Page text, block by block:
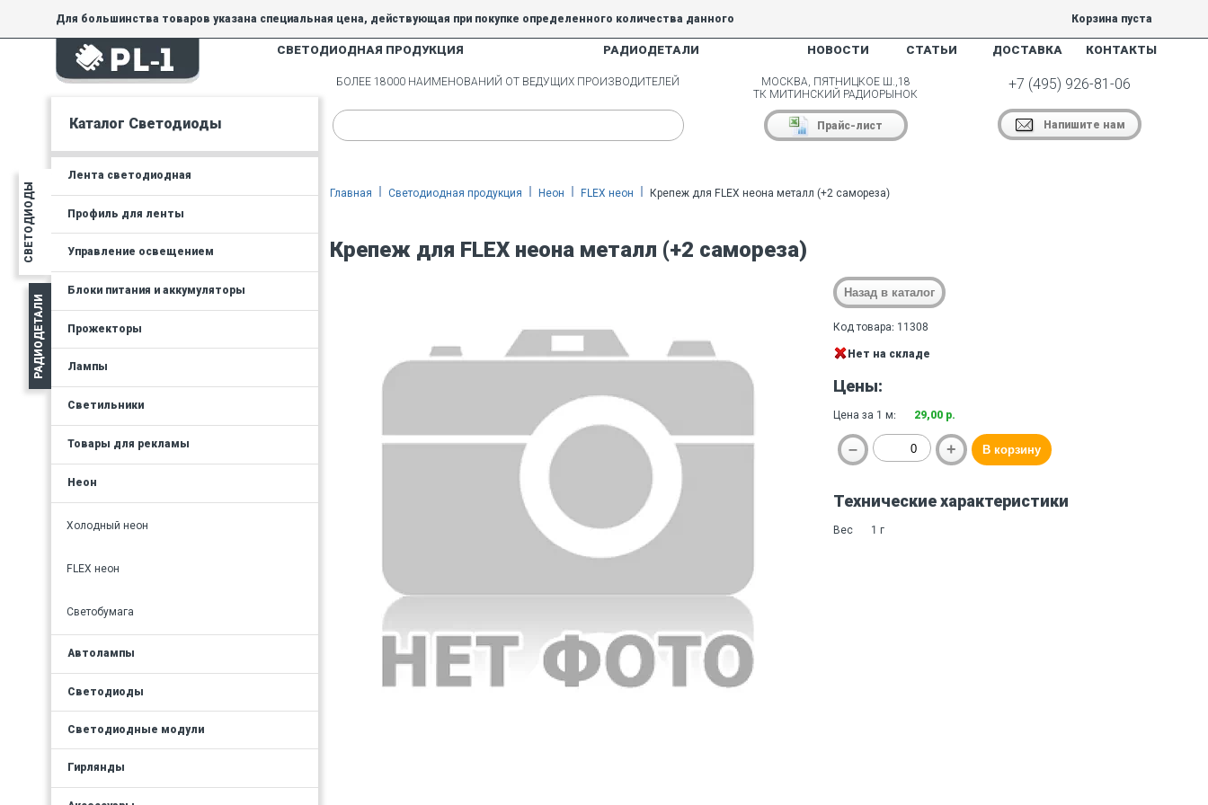
Для большинства товаров указана специальная цена, действующая при покупке определенного количества данного
товара.
На товары, купленные по специальной цене, общие скидки 5% и 10% не действуют.
Корзина пуста
СВЕТОДИОДНАЯ ПРОДУКЦИЯ РАДИОДЕТАЛИ НОВОСТИ СТАТЬИ ДОСТАВКА КОНТАКТЫ
СВЕТОДИОДЫ
РАДИОДЕТАЛИ
Каталог Светодиоды
Лента светодиодная
Профиль для ленты
Управление освещением
Блоки питания и аккумуляторы
Прожекторы
Лампы
Светильники
Товары для рекламы
Неон
Холодный неон
FLEX неон
Светобумага
Автолампы
Светодиоды
Светодиодные модули
Гирлянды
БОЛЕЕ 18000 НАИМЕНОВАНИЙ ОТ ВЕДУЩИХ ПРОИЗВОДИТЕЛЕЙ
МОСКВА, ПЯТНИЦКОЕ Ш.,18
ТК МИТИНСКИЙ РАДИОРЫНОК
Прайс-лист
+7 (495) 926-81-06
Напишите нам
Главная Светодиодная продукция Неон FLEX неон Крепеж для FLEX неона металл (+2 самореза)
Крепеж для FLEX неона металл (+2 самореза)
Код товара: 11308
Нет на складе
Цены:
Цена за 1 м: 29,00 р.
Технические характеристики
Вес 1 г